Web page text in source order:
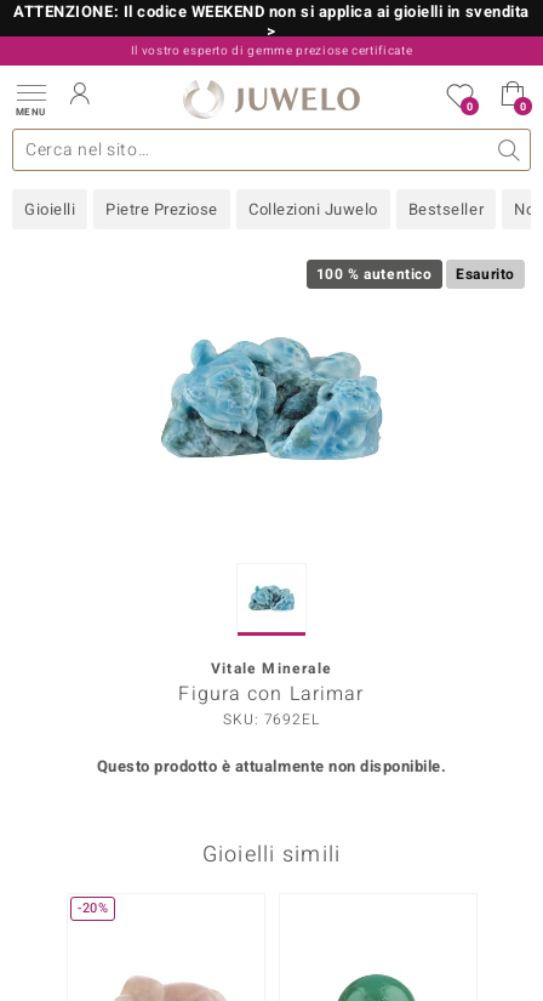
ATTENZIONE: Il codice WEEKEND non si applica ai gioielli in svendita
>
Il vostro esperto di gemme preziose certificate
800 986 787
MENU 0 0
Gioielli Pietre Preziose Collezioni Juwelo Bestseller
gioielli Design Metallo prezioso Misure anelli
più importanti Pietre preziose per colore Pietre preziose
SELECTION
Informazioni generali Approfondimenti Consigli
Acquistare in diretta Juwelo
100 % autentico Esaurito
Vitale Minerale
Figura con Larimar
SKU: 7692EL
Questo prodotto è attualmente non disponibile.
Gioielli simili
-20%